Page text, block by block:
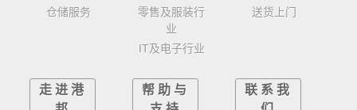
仓储服务
零售及服装行
业
IT及电子行业
送货上门
走进港
帮助与
联系我